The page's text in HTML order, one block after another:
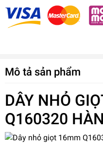
Mô tả sản phẩm
DÂY NHỎ
Q160320